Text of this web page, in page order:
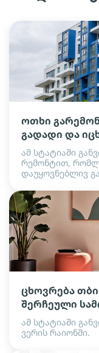
ოთხი
გადადი და
ამ სტატიაში
რემონტით,
დაუყოვნებლივ
ცხოვრება
შერჩეული
ამ სტატიაში
ვერის რაიონში.